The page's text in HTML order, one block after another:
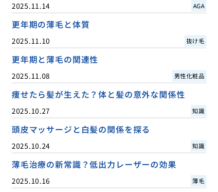
2025.11.14 AGA
更年期の薄毛と体質
2025.11.10 抜け毛
更年期と薄毛の関連性
2025.11.08 男性化粧品
痩せたら髪が生えた？体と髪の意外な関係性
2025.10.27 知識
頭皮マッサージと白髪の関係を探る
2025.10.24 知識
薄毛治療の新常識？低出力レーザーの効果
2025.10.16 薄毛